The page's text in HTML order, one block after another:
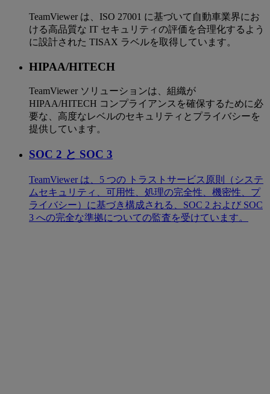
TeamViewer は、ISO 27001 に基づいて自動車業界にお
ける高品質な IT セキュリティの評価を合理化するよう
に設計された TISAX ラベルを取得しています。
HIPAA/HITECH
TeamViewer ソリューションは、組織が
HIPAA/HITECH コンプライアンスを確保するために必
要な、高度なレベルのセキュリティとプライバシーを
提供しています。
SOC 2 と SOC 3
TeamViewer は、5 つの トラストサービス原則（システ
ムセキュリティ、可用性、処理の完全性、機密性、プ
ライバシー）に基づき構成される、SOC 2 および SOC
3 への完全な準拠についての監査を受けています。